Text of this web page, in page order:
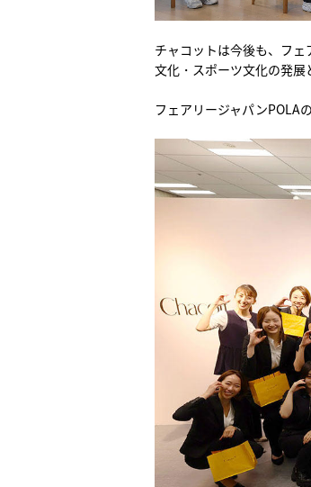
チャコットは今後も、フ
文化・スポーツ文化の発
フェアリージャパンPOLA